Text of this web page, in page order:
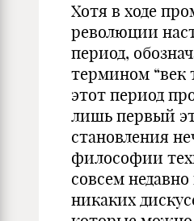
Хотя в ходе
революции
период,
термином “век
этот период
лишь первый
становления
философии
совсем
никаких